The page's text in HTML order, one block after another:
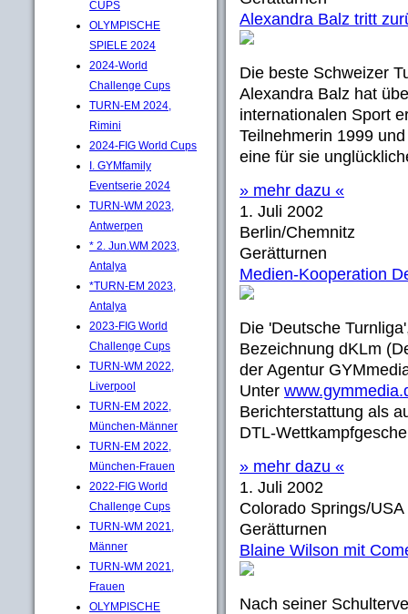
CUPS
OLYMPISCHE
SPIELE 2024
2024-World
Challenge Cups
TURN-EM 2024,
Rimini
2024-FIG World Cups
I. GYMfamily
Eventserie 2024
TURN-WM 2023,
Antwerpen
* 2. Jun.WM 2023,
Antalya
*TURN-EM 2023,
Antalya
2023-FIG World
Challenge Cups
TURN-WM 2022,
Liverpool
TURN-EM 2022,
München-Männer
TURN-EM 2022,
München-Frauen
2022-FIG World
Challenge Cups
TURN-WM 2021,
Männer
TURN-WM 2021,
Frauen
OLYMPISCHE
Alexandra Balz tritt
Die beste Schweizer
Alexandra Balz hat
internationalen Sport
Teilnehmerin 1999
eine für sie
» mehr dazu «
1. Juli 2002
Berlin/Chemnitz
Gerätturnen
Medien-Kooperation
Die 'Deutsche
Bezeichnung dKLm
der Agentur
Unter
Berichterstattung als
DTL-
» mehr dazu «
1. Juli 2002
Colorado Springs/USA
Gerätturnen
Blaine Wilson mit
Nach seiner